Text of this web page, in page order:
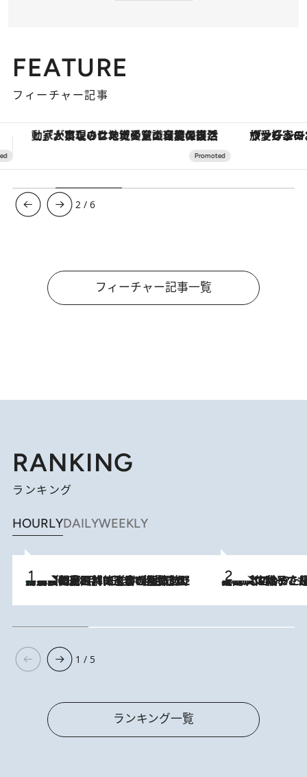
FEATURE
フィーチャー記事
ヴァシュロン・コンスタンタン「オーヴァーシーズ・オートマティック」。旅愛好家のお気に入りコレクションから、ジェンダーレスな新作が登場
3 /6
フィーチャー記事一覧
RANKING
ランキング
HOURLYDAILYWEEKLY
2026.8.8
「最後に見られてよかった」上野動物園の東園パンダ舎が解体前に特別公開。8月16日まで延長されたパネル展と共に辿る“半世紀”のパンダ飼育《解体工事の図面あり》 2026.8.5
【阿川佐和子さんの年とる力】なぜ70代で始めた趣味は“こんなに楽しい”のか？ ピアノ、俳句…スランプに陥っても続けられる“ある秘訣”とは
1 / 5
ランキング一覧